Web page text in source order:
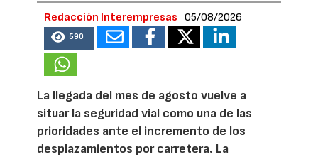
Redacción Interempresas 05/08/2026
590
La llegada del mes de agosto vuelve a
situar la seguridad vial como una de las
prioridades ante el incremento de los
desplazamientos por carretera. La